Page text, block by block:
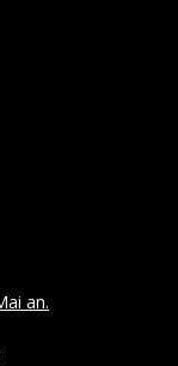
an.